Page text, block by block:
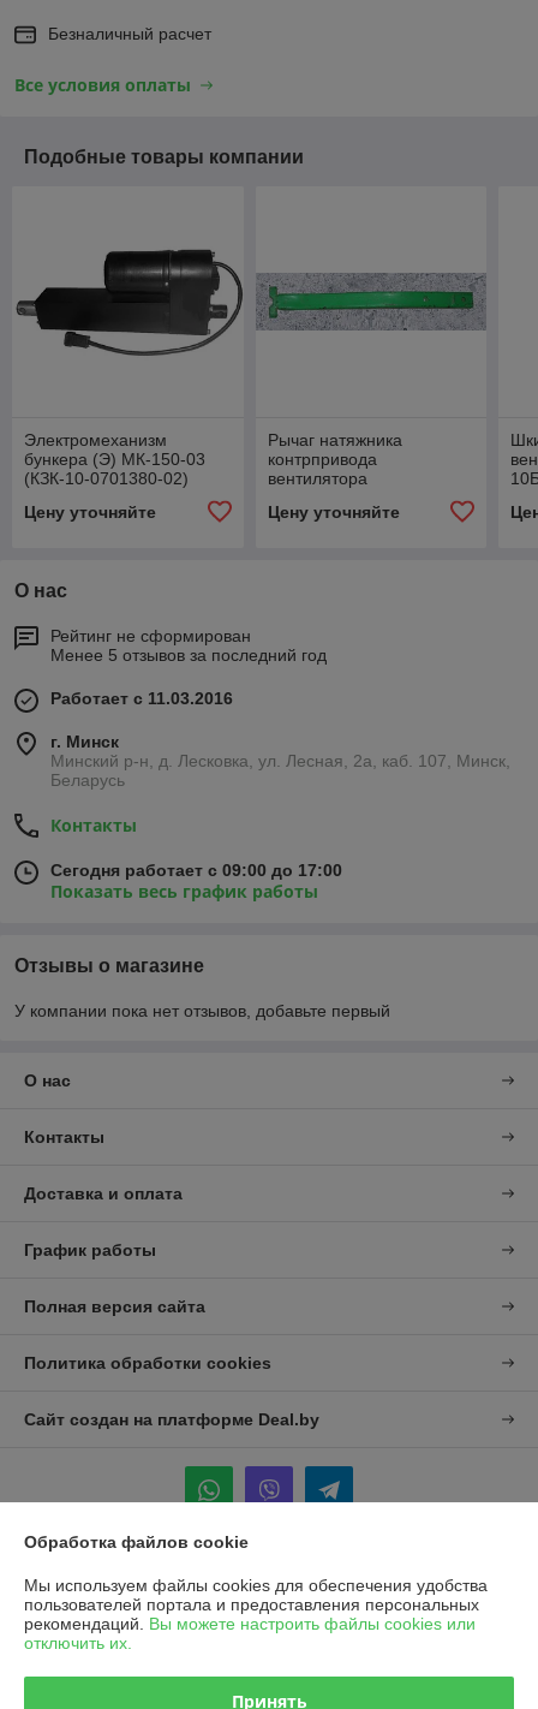
Безналичный расчет
Все условия оплаты
Подобные товары компании
Электромеханизм
бункера (Э) МК-150-03
(КЗК-10-0701380-02)
Цену уточняйте
Рычаг натяжника
контрпривода
вентилятора
Цену уточняйте
О нас
Рейтинг не сформирован
Менее 5 отзывов за последний год
Работает с 11.03.2016
г. Минск
Минский р-н, д. Лесковка, ул. Лесная, 2а, каб. 107, Минск,
Беларусь
Контакты
Сегодня работает с 09:00 до 17:00
Показать весь график работы
Отзывы о магазине
У компании пока нет отзывов, добавьте первый
О нас
Контакты
Доставка и оплата
График работы
Полная версия сайта
Политика обработки cookies
Сайт создан на платформе Deal.by
Информация для покупателя
Юридическое лицо:УП "Агро-Дон-Снаб"
220086 г. Минск, ул. Славинского 8А, к.5
Регистрационный номер ЕГР: 190437992
Обработка файлов cookie
Мы используем файлы cookies для обеспечения удобства
пользователей портала и предоставления персональных
рекомендаций. Вы можете настроить файлы cookies или
отключить их.
Принять